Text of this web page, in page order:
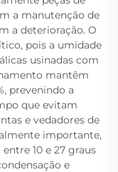
a manutenção de
a deterioração. O
pois a umidade
usinadas com
mantêm
prevenindo a
que evitam
e vedadores de
importante,
10 e 27 graus
e